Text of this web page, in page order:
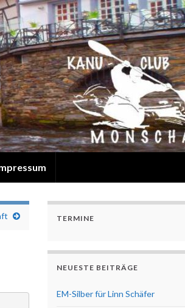
TERMINE
NEUESTE BEITRÄGE
EM-Silber für Linn Schäfer